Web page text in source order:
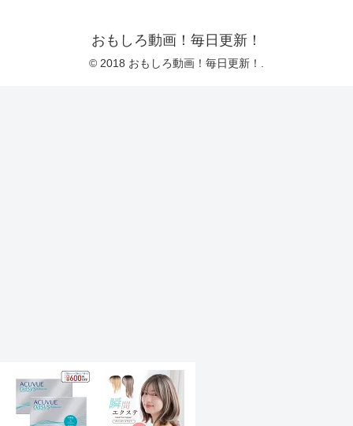
おもしろ動画！毎日更新！
© 2018 おもしろ動画！毎日更新！.